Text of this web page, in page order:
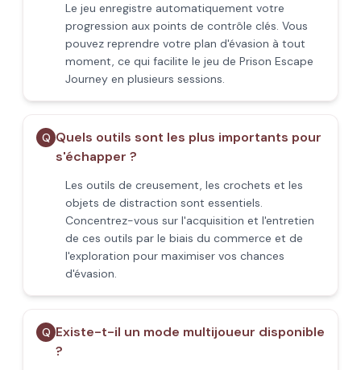
Le jeu enregistre automatiquement votre
progression aux points de contrôle clés. Vous
pouvez reprendre votre plan d'évasion à tout
moment, ce qui facilite le jeu de Prison Escape
Journey en plusieurs sessions.
Q Quels outils sont les plus importants pour
s'échapper ?
Les outils de creusement, les crochets et les
objets de distraction sont essentiels.
Concentrez-vous sur l'acquisition et l'entretien
de ces outils par le biais du commerce et de
l'exploration pour maximiser vos chances
d'évasion.
Q Existe-t-il un mode multijoueur disponible
?